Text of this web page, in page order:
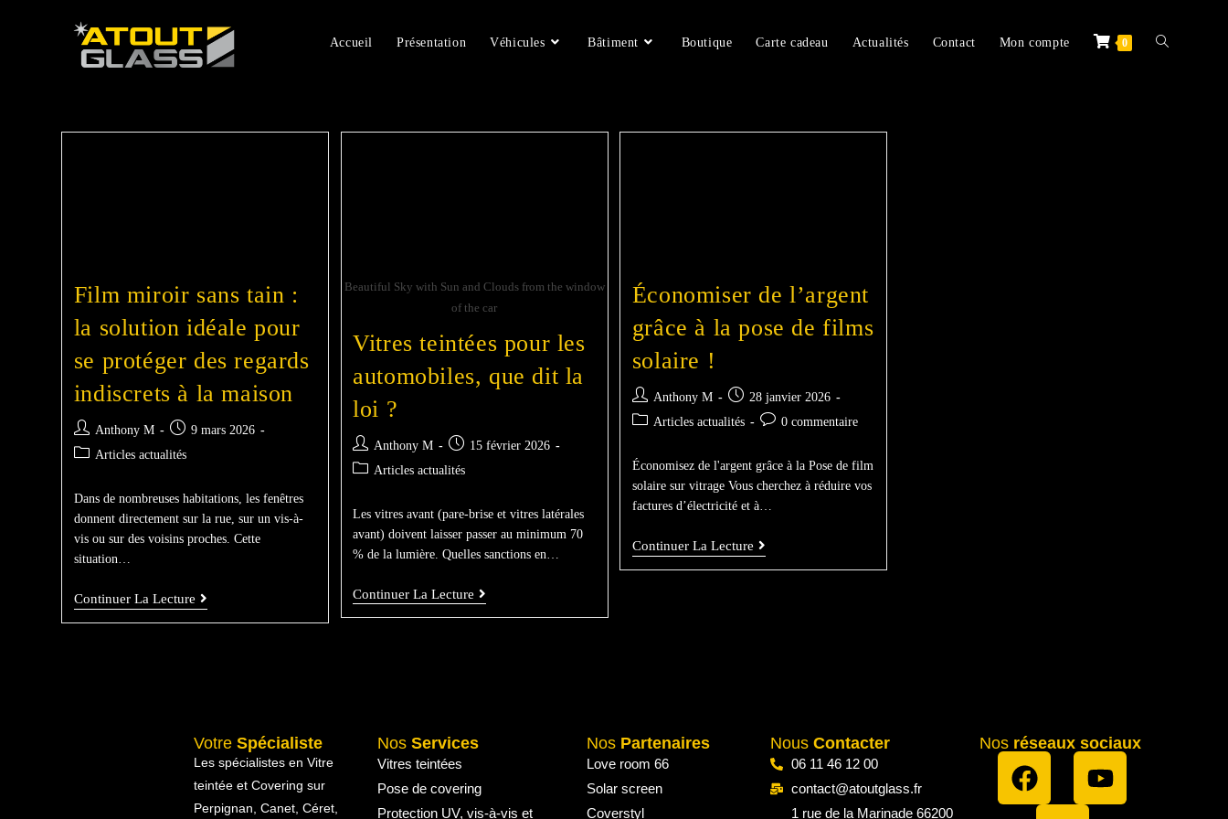
Accueil Présentation Véhicules Bâtiment Boutique Carte cadeau Actualités Contact Mon compte 0
Film miroir sans tain :
la solution idéale pour
se protéger des regards
indiscrets à la maison
Anthony M
9 mars 2026
Articles actualités
Dans de nombreuses habitations, les fenêtres
donnent directement sur la rue, sur un vis-à-
vis ou sur des voisins proches. Cette
situation…
Continuer La Lecture
Beautiful Sky with Sun and Clouds from the window
of the car
Vitres teintées pour les
automobiles, que dit la
loi ?
Anthony M
15 février 2026
Articles actualités
Les vitres avant (pare-brise et vitres latérales
avant) doivent laisser passer au minimum 70
% de la lumière. Quelles sanctions en…
Continuer La Lecture
Économiser de l’argent
grâce à la pose de films
solaire !
Anthony M
28 janvier 2026
Articles actualités
0 commentaire
Économisez de l'argent grâce à la Pose de film
solaire sur vitrage Vous cherchez à réduire vos
factures d’électricité et à…
Continuer La Lecture
Votre Spécialiste
Les spécialistes en Vitre
teintée et Covering sur
Perpignan, Canet, Céret,
NosServices
Vitres teintées
Pose de covering
Protection UV, vis-à-vis et
Nos Partenaires
Love room 66
Solar screen
Coverstyl
NousContacter
06 11 46 12 00
contact@atoutglass.fr
1 rue de la Marinade 66200
Nos réseaux sociaux